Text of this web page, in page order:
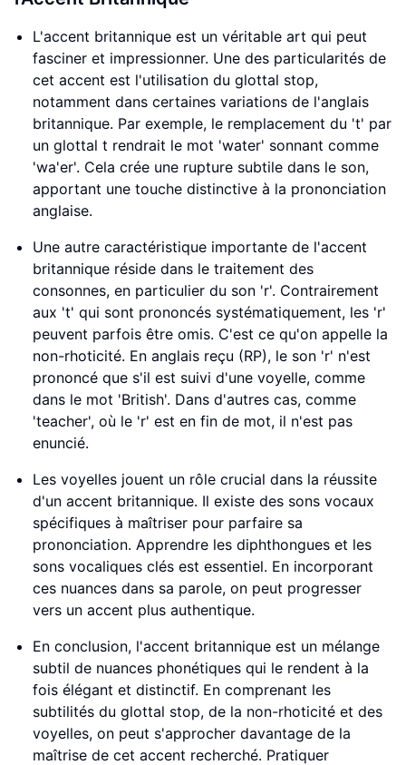
L'accent britannique est un véritable art qui peut
fasciner et impressionner. Une des particularités de
cet accent est l'utilisation du glottal stop,
notamment dans certaines variations de l'anglais
britannique. Par exemple, le remplacement du 't' par
un glottal t rendrait le mot 'water' sonnant comme
'wa'er'. Cela crée une rupture subtile dans le son,
apportant une touche distinctive à la prononciation
anglaise.
Une autre caractéristique importante de l'accent
britannique réside dans le traitement des
consonnes, en particulier du son 'r'. Contrairement
aux 't' qui sont prononcés systématiquement, les 'r'
peuvent parfois être omis. C'est ce qu'on appelle la
non-rhoticité. En anglais reçu (RP), le son 'r' n'est
prononcé que s'il est suivi d'une voyelle, comme
dans le mot 'British'. Dans d'autres cas, comme
'teacher', où le 'r' est en fin de mot, il n'est pas
enuncié.
Les voyelles jouent un rôle crucial dans la réussite
d'un accent britannique. Il existe des sons vocaux
spécifiques à maîtriser pour parfaire sa
prononciation. Apprendre les diphthongues et les
sons vocaliques clés est essentiel. En incorporant
ces nuances dans sa parole, on peut progresser
vers un accent plus authentique.
En conclusion, l'accent britannique est un mélange
subtil de nuances phonétiques qui le rendent à la
fois élégant et distinctif. En comprenant les
subtilités du glottal stop, de la non-rhoticité et des
voyelles, on peut s'approcher davantage de la
maîtrise de cet accent recherché. Pratiquer